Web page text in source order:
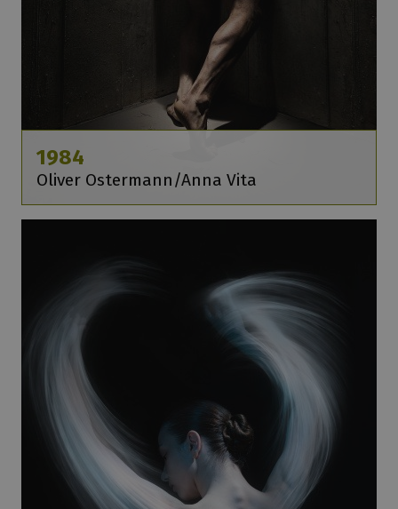
1984
Oliver Ostermann/Anna Vita